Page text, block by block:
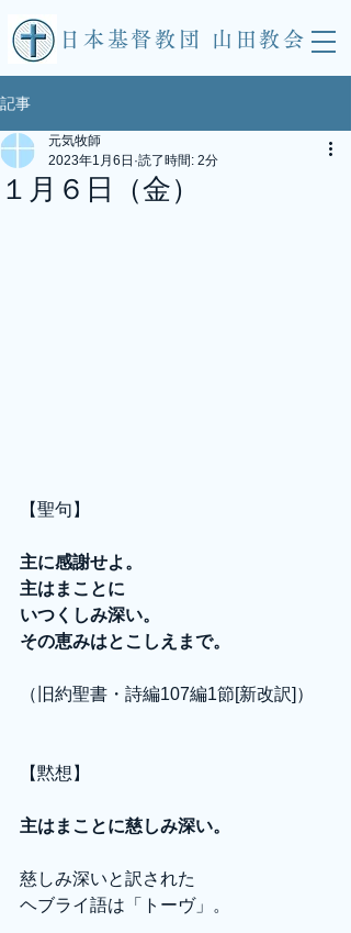
​日本基督教団 山田教会
記事
１月６日（金）
元気牧師
2023年1月6日 読了時間: 2分
【聖句】
主に感謝せよ。
主はまことに
いつくしみ深い。
その恵みはとこしえまで。
（旧約聖書・詩編107編1節[新改訳]）
【黙想】
主はまことに慈しみ深い。
慈しみ深いと訳された
ヘブライ語は「トーヴ」。